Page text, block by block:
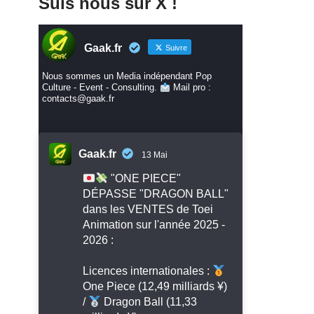
Gaak.fr Suivre
Nous sommes un Media indépendant Pop
Culture - Event - Consulting.
Mail pro :
contacts@gaak.fr
Gaak.fr 13 Mai
"ONE PIECE"
DÉPASSE "DRAGON BALL"
dans les VENTES de Toei
Animation sur l'année 2025 -
2026 :
Licences internationales :
One Piece (12,49 milliards ¥)
/
Dragon Ball (11,33